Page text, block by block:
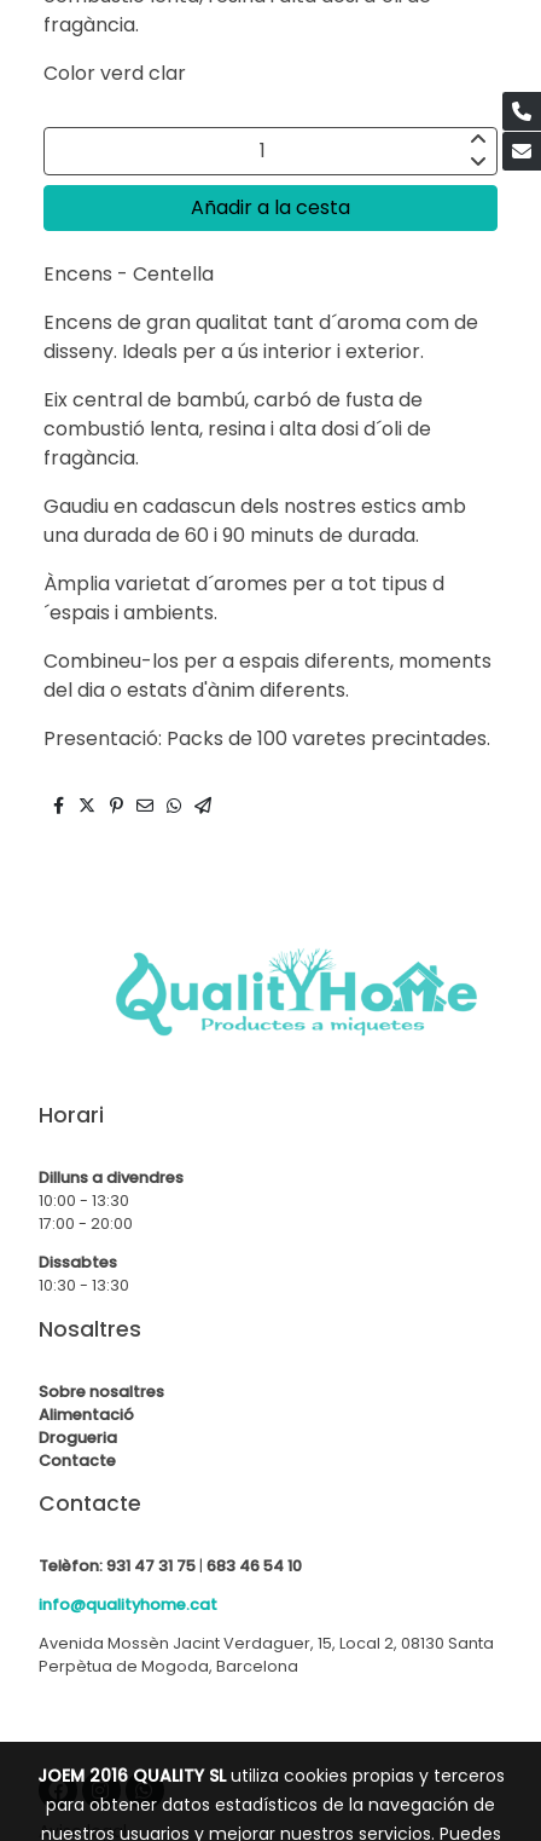
fragància.
Color verd clar
Añadir a la cesta
Encens - Centella
Encens de gran qualitat tant d´aroma com de
disseny. Ideals per a ús interior i exterior.
Eix central de bambú, carbó de fusta de
combustió lenta, resina i alta dosi d´oli de
fragància.
Gaudiu en cadascun dels nostres estics amb
una durada de 60 i 90 minuts de durada.
Àmplia varietat d´aromes per a tot tipus d
´espais i ambients.
Combineu-los per a espais diferents, moments
del dia o estats d'ànim diferents.
Presentació: Packs de 100 varetes precintades.
Horari
Dilluns a divendres
10:00 - 13:30
17:00 - 20:00
Dissabtes
10:30 - 13:30
Nosaltres
Sobre nosaltres
Alimentació
Drogueria
Contacte
Contacte
Telèfon:931 47 31 75 | 683 46 54 10
info@qualityhome.cat
Avenida Mossèn Jacint Verdaguer, 15, Local 2, 08130 Santa
Perpètua de Mogoda, Barcelona
Aviso legal
JOEM 2016 QUALITY SLutiliza cookies propias y terceros
para obtener datos estadísticos de la navegación de
nuestros usuarios y mejorar nuestros servicios. Puedes